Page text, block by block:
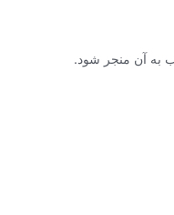
به آن منجر شود.